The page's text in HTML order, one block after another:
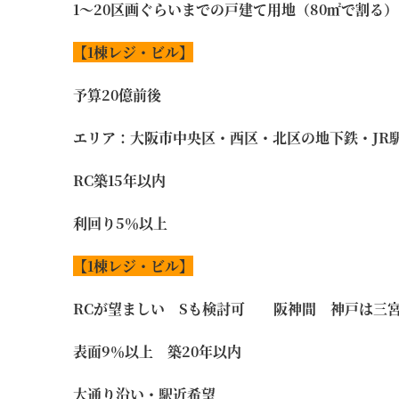
1～20区画ぐらいまでの戸建て用地（80㎡で割る）
【1棟レジ・ビル】
予算20億前後
エリア：大阪市中央区・西区・北区の地下鉄・JR
RC築15年以内
利回り5％以上
【1棟レジ・ビル】
RCが望ましい Sも検討可 阪神間 神戸は三
表面9％以上 築20年以内
大通り沿い・駅近希望